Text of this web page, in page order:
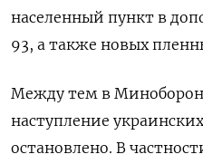
населенный пункт в
93, а также новых
Между тем в
наступление
остановлено. В